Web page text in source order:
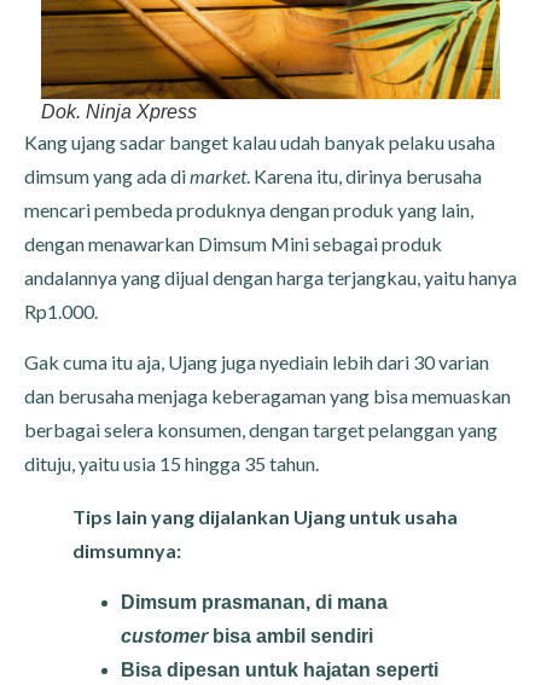
Dok. Ninja Xpress
Kang ujang sadar banget kalau udah banyak pelaku usaha
dimsum yang ada dimarket. Karena itu, dirinya berusaha
mencari pembeda produknya dengan produk yang lain,
dengan menawarkan Dimsum Mini sebagai produk
andalannya yang dijual dengan harga terjangkau, yaitu hanya
Rp1.000.
Gak cuma itu aja, Ujang juga nyediain lebih dari 30 varian
dan berusaha menjaga keberagaman yang bisa memuaskan
berbagai selera konsumen, dengan target pelanggan yang
dituju, yaitu usia 15 hingga 35 tahun.
Tips lain yang dijalankan Ujang untuk usaha
dimsumnya:
Dimsum prasmanan, di mana
customerbisa ambil sendiri
Bisa dipesan untuk hajatan seperti